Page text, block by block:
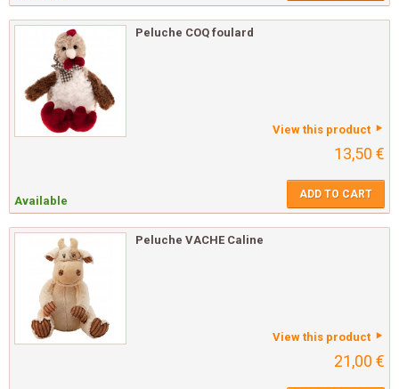
Peluche COQ foulard
View this product
13,50 €
Available ADD TO CART
Peluche VACHE Caline
View this product
21,00 €